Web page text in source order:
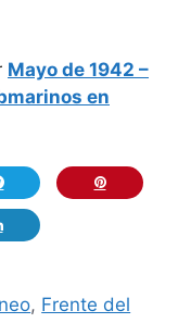
Mayo de 1942 –
en
, Frente del